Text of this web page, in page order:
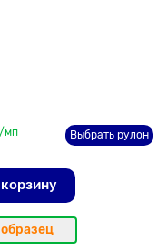
мп
Выбрать рулон
корзину